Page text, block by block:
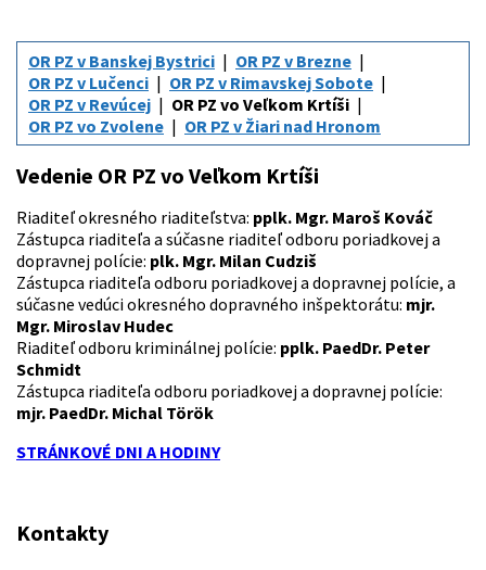
OR PZ v Banskej Bystrici
OR PZ v Brezne
OR PZ v Lučenci
OR PZ v Rimavskej Sobote
OR PZ v Revúcej
OR PZ vo Veľkom Krtíši
OR PZ vo Zvolene
OR PZ v Žiari nad Hronom
Vedenie OR PZ vo Veľkom Krtíši
Riaditeľ okresného riaditeľstva: pplk. Mgr. Maroš Kováč
Zástupca riaditeľa a súčasne riaditeľ odboru poriadkovej a
dopravnej polície: plk. Mgr. Milan Cudziš
Zástupca riaditeľa odboru poriadkovej a dopravnej polície, a
súčasne vedúci okresného dopravného inšpektorátu: mjr.
Mgr. Miroslav Hudec
Riaditeľ odboru kriminálnej polície: pplk. PaedDr. Peter
Schmidt
Zástupca riaditeľa odboru poriadkovej a dopravnej polície:
mjr. PaedDr. Michal Török
STRÁNKOVÉ DNI A HODINY
Kontakty